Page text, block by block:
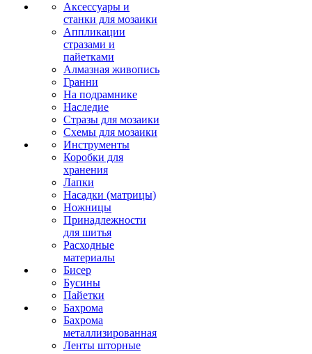
Аксессуары и
станки для мозаики
Аппликации
стразами и
пайетками
Алмазная живопись
Гранни
На подрамнике
Наследие
Стразы для мозаики
Схемы для мозаики
Инструменты
Коробки для
хранения
Лапки
Насадки (матрицы)
Ножницы
Принадлежности
для шитья
Расходные
материалы
Бисер
Бусины
Пайетки
Бахрома
Бахрома
металлизированная
Ленты шторные